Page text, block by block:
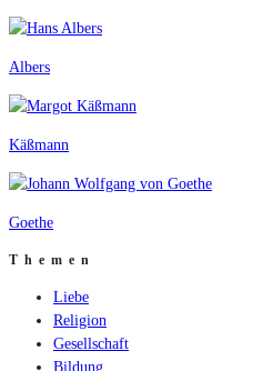
Albers
Käßmann
Goethe
Themen
Liebe
Religion
Gesellschaft
Bildung